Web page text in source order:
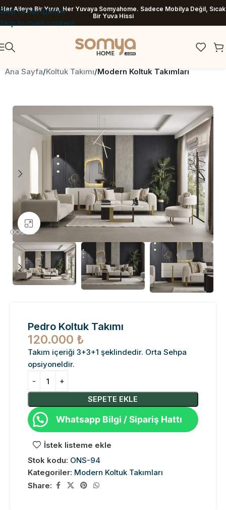
Skip to navigation
Skip to main content
Her Aileye Bir Yuva, Her Yuvaya Somyahome. Sadece Mobilya Değil, Sıcak
Bir Yuva Hissi
Ana Sayfa Koltuk Takımı Modern Koltuk Takımları
Büyütmek için tıklayın
Pedro Koltuk Takımı
120.000 ₺
Takım içeriği 3+3+1 şeklindedir. Orta Sehpa
opsiyoneldir.
SEPETE EKLE
Whatsapp Bilgi / Sipariş Hattı
İstek listeme ekle
Stok kodu: ONS-94
Kategoriler: Modern Koltuk Takımları
Share: